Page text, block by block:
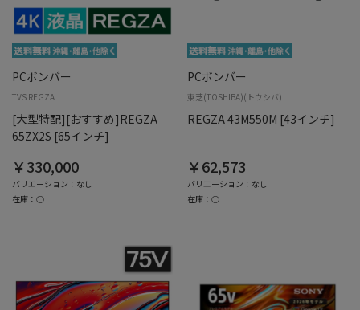
PCボンバー
TVS REGZA
[大型特配][おすすめ]REGZA
65ZX2S [65インチ]
￥330,000
バリエーション：なし
在庫：○
PCボンバー
東芝(TOSHIBA)(トウシバ)
REGZA 43M550M [43インチ]
￥62,573
バリエーション：なし
在庫：○